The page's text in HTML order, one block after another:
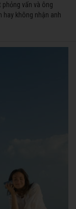
vấn và ông
hay không nhận anh
cũng đều xuất sắc,